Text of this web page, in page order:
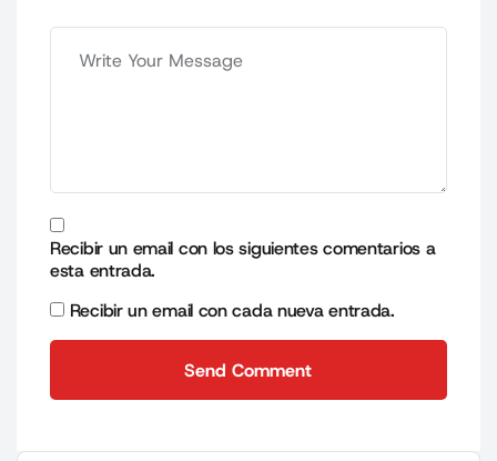
Recibir un email con los siguientes comentarios a
esta entrada.
Recibir un email con cada nueva entrada.
Send Comment